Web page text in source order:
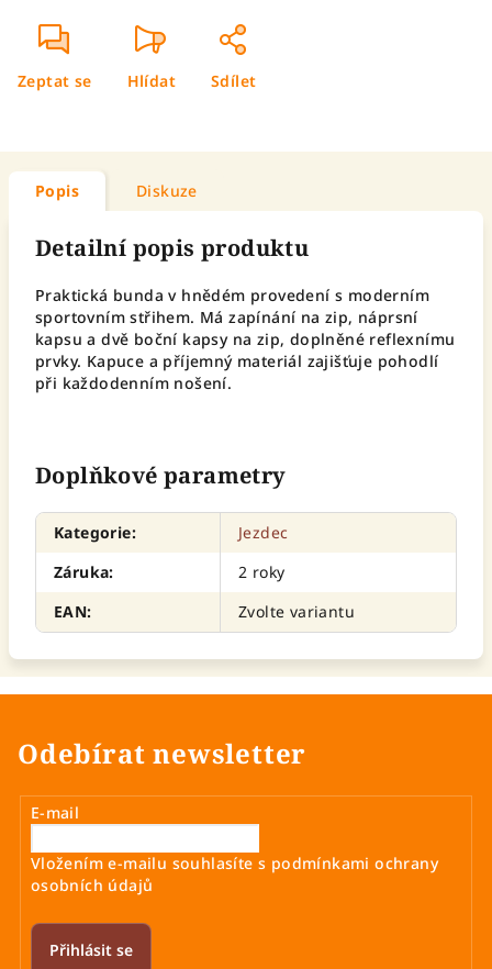
Zeptat se Hlídat Sdílet
Popis Diskuze
Detailní popis produktu
Praktická bunda v hnědém provedení s moderním
sportovním střihem. Má zapínání na zip, náprsní
kapsu a dvě boční kapsy na zip, doplněné reflexnímu
prvky. Kapuce a příjemný materiál zajišťuje pohodlí
při každodenním nošení.
Doplňkové parametry
Kategorie:
Jezdec
Záruka:
2 roky
EAN: Zvolte variantu
Odebírat newsletter
E-mail
Vložením e-mailu souhlasíte s podmínkami ochrany
osobních údajů
Přihlásit se